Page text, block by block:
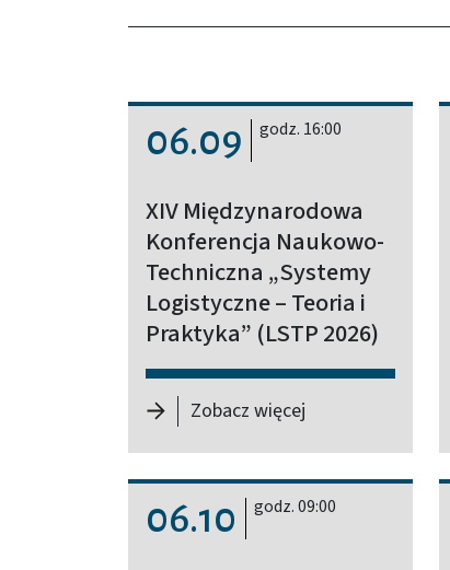
06.09 godz. 16:00
XIV Międzynarodowa
Konferencja Naukowo-
Techniczna „Systemy
Logistyczne – Teoria i
Praktyka” (LSTP 2026)
Zobacz więcej- XIV
06.10 godz. 09:00